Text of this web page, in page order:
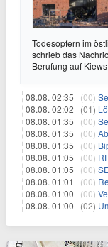
Todesopfern im
schrieb das
Berufung auf Kiews
08.08. 02:35 | (00)
08.08. 02:02 | (01)
08.08. 01:35 | (00)
08.08. 01:35 | (00)
08.08. 01:35 | (00)
08.08. 01:05 | (00)
08.08. 01:05 | (00)
08.08. 01:01 | (00)
08.08. 01:00 | (00)
08.08. 01:00 | (02)